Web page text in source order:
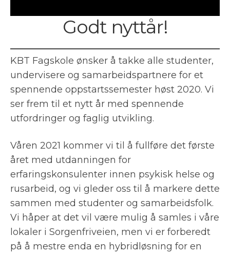
Godt nyttår!
KBT Fagskole ønsker å takke alle studenter,
undervisere og samarbeidspartnere for et
spennende oppstartssemester høst 2020. Vi
ser frem til et nytt år med spennende
utfordringer og faglig utvikling.
Våren 2021 kommer vi til å fullføre det første
året med utdanningen for
erfaringskonsulenter innen psykisk helse og
rusarbeid, og vi gleder oss til å markere dette
sammen med studenter og samarbeidsfolk.
Vi håper at det vil være mulig å samles i våre
lokaler i Sorgenfriveien, men vi er forberedt
på å mestre enda en hybridløsning for en